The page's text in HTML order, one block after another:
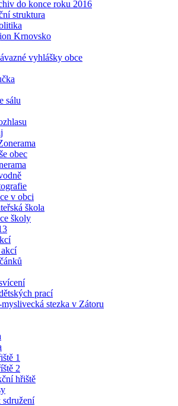
do konce roku 2016
struktura
Krnovsko
vyhlášky obce
sálu
obec
v obci
škola
školy
prací
stezka v Zátoru
1
2
hřiště